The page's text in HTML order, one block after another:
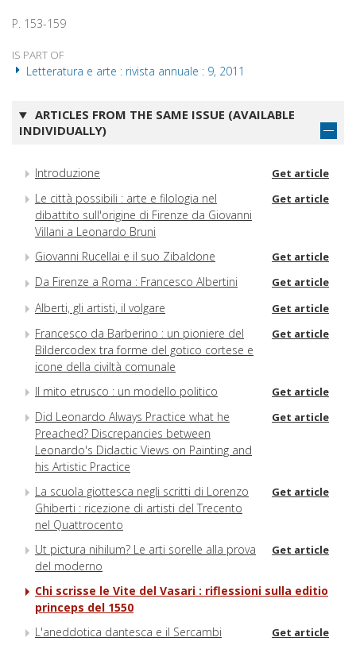
P. 153-159
IS PART OF
Letteratura e arte : rivista annuale : 9, 2011
ARTICLES FROM THE SAME ISSUE (AVAILABLE
INDIVIDUALLY)
Introduzione Get article
Le città possibili : arte e filologia nel
dibattito sull'origine di Firenze da Giovanni
Villani a Leonardo Bruni
Get article
Giovanni Rucellai e il suo Zibaldone Get article
Da Firenze a Roma : Francesco Albertini Get article
Alberti, gli artisti, il volgare Get article
Francesco da Barberino : un pioniere del
Bildercodex tra forme del gotico cortese e
icone della civiltà comunale
Get article
Il mito etrusco : un modello politico Get article
Did Leonardo Always Practice what he
Preached? Discrepancies between
Leonardo's Didactic Views on Painting and
his Artistic Practice
Get article
La scuola giottesca negli scritti di Lorenzo
Ghiberti : ricezione di artisti del Trecento
nel Quattrocento
Get article
Ut pictura nihilum? Le arti sorelle alla prova
del moderno
Get article
Chi scrisse le Vite del Vasari : riflessioni sulla editio
princeps del 1550
L'aneddotica dantesca e il Sercambi
Get article